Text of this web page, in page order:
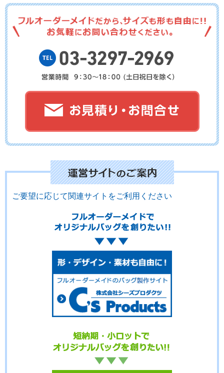
No.19-002 No.19-001
ご要望に応じて関連サイトをご利用ください